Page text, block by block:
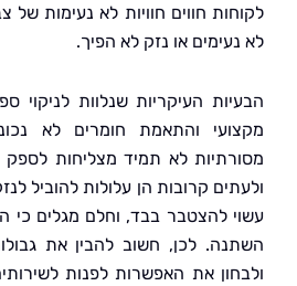
חווים חוויות לא נעימות של צבעי בד
או נזק לא הפיך.
העיקריות שנלוות לניקוי ספות
והתאמת חומרים לא נכונה
לא תמיד מצליחות לספק תוצאות
קרובות הן עלולות להוביל לנזקים
להצטבר בבד, וחלם מגלים כי הצבע
לכן, חשוב להבין את גבולות
את האפשרות לפנות לשירותים